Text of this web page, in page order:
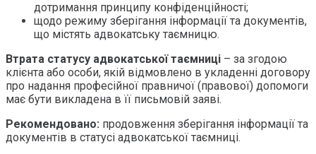
дотримання принципу конфіденційності;
щодо режиму зберігання інформації та документів,
що містять адвокатську таємницю.
Втрата статусу адвокатської таємниці – за згодою
клієнта або особи, якій відмовлено в укладенні договору
про надання професійної правничої (правової) допомоги
має бути викладена в її письмовій заяві.
Рекомендовано: продовження зберігання інформації та
документів в статусі адвокатської таємниці.